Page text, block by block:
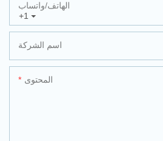
+1
الهاتف/واتساب
اسم الشركة
المحتوى